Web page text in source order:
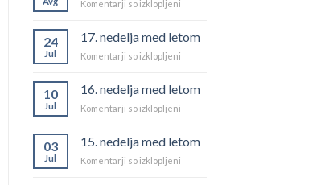
letom
Komentarji so izklopljeniza
letom
24
Jul
17. nedelja med letom
Komentarji so izklopljeniza
med
letom
10
Jul
16. nedelja med letom
Komentarji so izklopljeniza
med
letom
03
Jul
15. nedelja med letom
Komentarji so izklopljeniza